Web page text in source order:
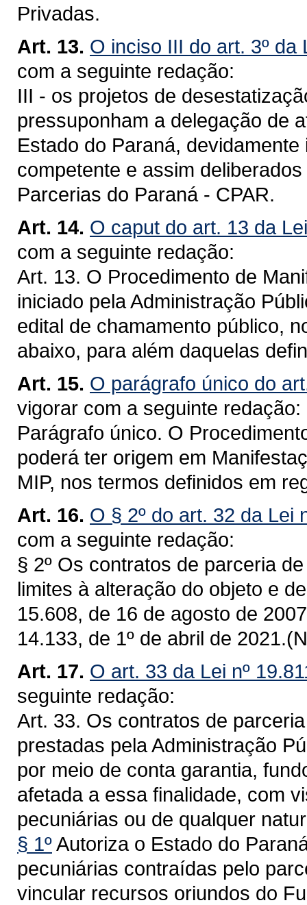
Privadas.
Art. 13. O inciso III do art. 3º da
com a seguinte redação:
III - os projetos de
pressuponham a delegação de
Estado do Paraná,
competente e assim
Parcerias do Paraná - CPAR.
Art. 14. O caput do art. 13 da
com a seguinte redação:
Art. 13. O Procedimento de
iniciado pela Administração
edital de chamamento público,
abaixo, para além daquelas
Art. 15. O parágrafo único do
vigorar com a seguinte redação:
Parágrafo único. O
poderá ter origem em
MIP, nos termos definidos em
Art. 16. O § 2º do art. 32 da Lei
com a seguinte redação:
§ 2º Os contratos de parceria
limites à alteração do objeto e
15.608, de 16 de agosto de
14.133, de 1º de abril de
Art. 17. O art. 33 da Lei nº
seguinte redação:
Art. 33. Os contratos de
prestadas pela Administração
por meio de conta garantia,
afetada a essa finalidade, com
pecuniárias ou de qualquer
§ 1ºAutoriza o Estado do
pecuniárias contraídas pelo
vincular recursos oriundos do